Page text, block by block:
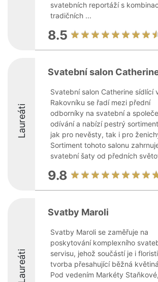
svatebních reportáží s
tradičních ...
8.5
Laureáti
Svatební salon
Svatební salon Catherine sídlící
Rakovníku se řadí mezi přední
odborníky na svatební a
odívání a nabízí pestrý
jak pro nevěsty, tak i pro
Sortiment tohoto salonu
svatební šaty od předních
9.8
Laureáti
Svatby Maroli
Svatby Maroli se zaměřuje na
poskytování komplexního
servisu, jehož součástí je i
tvorba přesahující běžná
Pod vedením Markéty Staňkové,